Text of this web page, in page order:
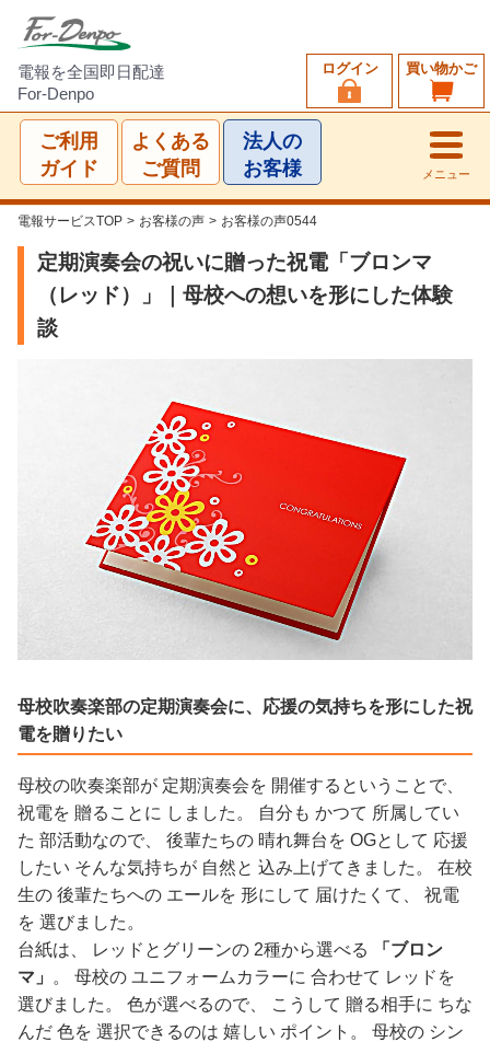
電報を全国即日配達
For-Denpo
買い物かご
ログイン
ご利用
ガイド
よくある
ご質問
法人の
お客様
メニュー
電報サービスTOP > お客様の声 > お客様の声0544
定期演奏会の祝いに贈った祝電「ブロンマ
（レッド）」｜母校への想いを形にした体験
談
母校吹奏楽部の定期演奏会に、応援の気持ちを形にした祝
電を贈りたい
母校の吹奏楽部が 定期演奏会を 開催するということで、
祝電を 贈ることに しました。 自分も かつて 所属してい
た 部活動なので、 後輩たちの 晴れ舞台を OGとして 応援
したい そんな気持ちが 自然と 込み上げてきました。 在校
生の 後輩たちへの エールを 形にして 届けたくて、 祝電
を 選びました。
台紙は、 レッドとグリーンの 2種から選べる
「ブロン
マ」
。 母校の ユニフォームカラーに 合わせて レッドを
選びました。 色が選べるので、 こうして 贈る相手に ちな
んだ 色を 選択できるのは 嬉しい ポイント。 母校の シン